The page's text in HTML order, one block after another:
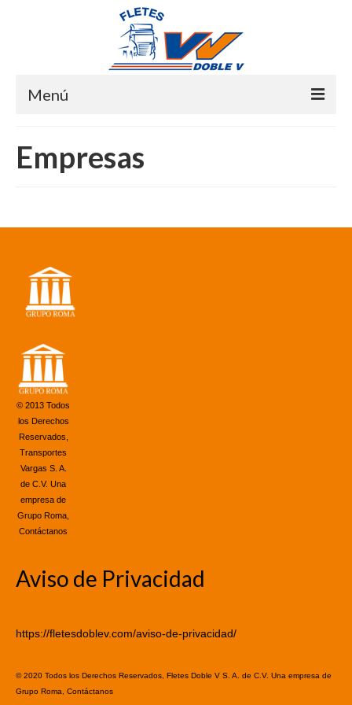
Menú
Servicio
Empresas
© 2013 Todos
los Derechos
Reservados,
Transportes
Vargas S. A.
de C.V. Una
empresa de
Grupo Roma,
Contáctanos
Aviso de Privacidad
https://fletesdoblev.com/aviso-de-privacidad/
© 2020 Todos los Derechos Reservados, Fletes Doble V S. A. de C.V. Una empresa de
Grupo Roma, Contáctanos